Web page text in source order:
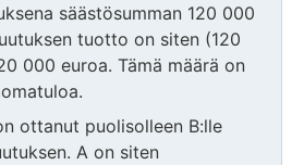
säästösumman 120 000
tuotto on siten (120
000 euroa. Tämä määrä on
ottanut puolisolleen B:lle
A on siten